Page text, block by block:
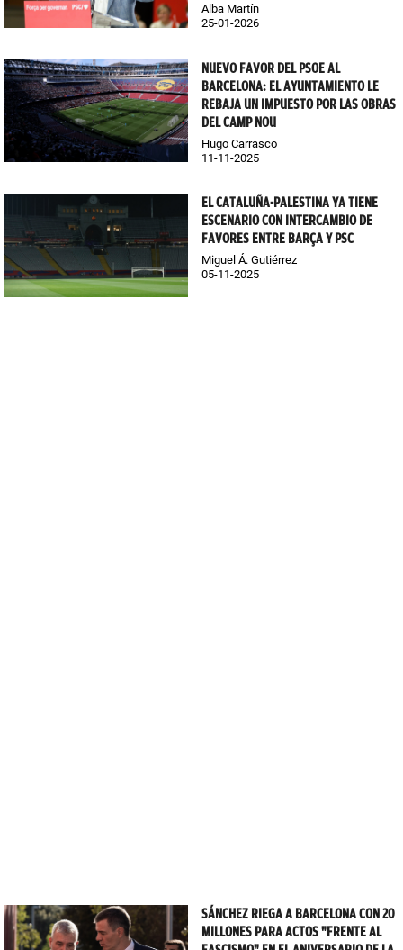
Alba Martín
25-01-2026
NUEVO FAVOR DEL PSOE AL
BARCELONA: EL AYUNTAMIENTO LE
REBAJA UN IMPUESTO POR LAS OBRAS
DEL CAMP NOU
Hugo Carrasco
11-11-2025
EL CATALUÑA-PALESTINA YA TIENE
ESCENARIO CON INTERCAMBIO DE
FAVORES ENTRE BARÇA Y PSC
Miguel Á. Gutiérrez
05-11-2025
SÁNCHEZ RIEGA A BARCELONA CON 20
MILLONES PARA ACTOS "FRENTE AL